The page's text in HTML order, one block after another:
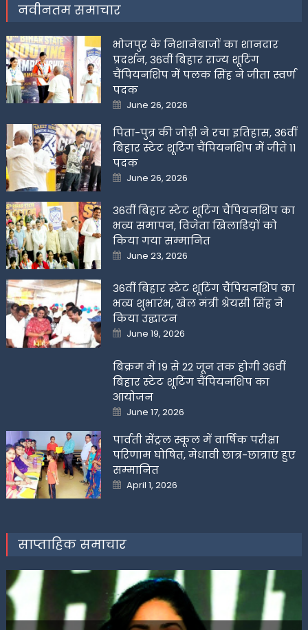
नवीनतम समाचार
भोजपुर के निशानेबाजों का शानदार
प्रदर्शन, 36वीं बिहार राज्य शूटिंग
चैंपियनशिप में पलक सिंह ने जीता स्वर्ण
पदक
Posted
on
June 26, 2026
पिता-पुत्र की जोड़ी ने रचा इतिहास, 36वीं
बिहार स्टेट शूटिंग चैंपियनशिप में जीते 11
पदक
Posted
on
June 26, 2026
36वीं बिहार स्टेट शूटिंग चैंपियनशिप का
भव्य समापन, विजेता खिलाडिय़ों को
किया गया सम्मानित
Posted
on
June 23, 2026
36वीं बिहार स्टेट शूटिंग चैंपियनशिप का
भव्य शुभारंभ, खेल मंत्री श्रेयसी सिंह ने
किया उद्घाटन
Posted
on
June 19, 2026
बिक्रम में 19 से 22 जून तक होगी 36वीं
बिहार स्टेट शूटिंग चैंपियनशिप का
आयोजन
Posted
on
June 17, 2026
पार्वती सेंट्रल स्कूल में वार्षिक परीक्षा
परिणाम घोषित, मेधावी छात्र-छात्राएं हुए
सम्मानित
Posted
on
April 1, 2026
साप्ताहिक समाचार